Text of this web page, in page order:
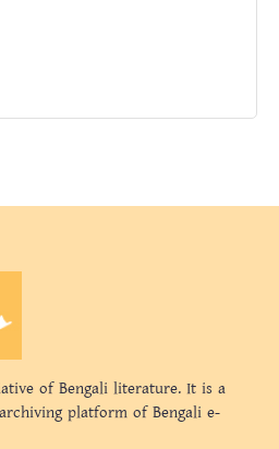
of Bengali literature. It is a
platform of Bengali e-